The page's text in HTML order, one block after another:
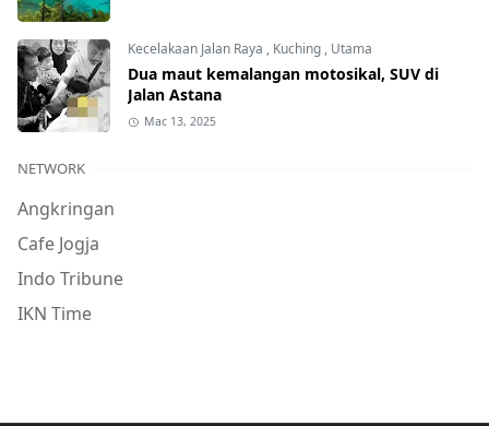
Kecelakaan Jalan Raya , Kuching, Utama
Dua maut kemalangan motosikal, SUV di
Jalan Astana
Mac 13, 2025
NETWORK
Angkringan
Cafe Jogja
Indo Tribune
IKN Time